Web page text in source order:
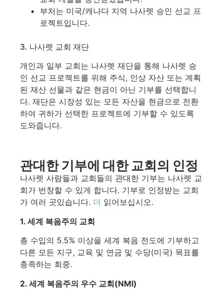
부처는 미국/캐나다 지역 나사렛 승인 선교 프
로젝트입니다.
3. 나사렛 교회 재단
개인과 일부 교회는 나사렛 재단을 통해 나사렛 승
인 선교 프로젝트를 위해 주식, 인상 자산 또는 계획
된 재산 선물과 같은 현금이 아닌 기부를 선택합니
다. 재단은 시장성 있는 모든 자산을 현금으로 전환
하여 귀하가 선택한 프로젝트에 기부할 수 있도록
도와줍니다.
관대한 기부에 대한 교회의 인정
나사렛 사람들과 교회들의 관대한 기부는 나사렛 교
회가 번창할 수 있게 합니다. 기부로 인정받는 교회
가 여러 곳있습니다. 더 읽어보십시오.
1. 세계 복음주의 교회
총 수입의 5.5% 이상을 세계 복음 전도에 기부하고
다른 모든 지구, 교육 및 연금 및 수당(미국) 목표를
충족하는 회중.
2. 세계 복음주의 우수 교회(NMI)